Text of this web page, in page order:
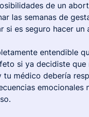
de un
las semanas de
si es seguro hacer
entendible
si ya decidiste que
tu médico debería
emocionales